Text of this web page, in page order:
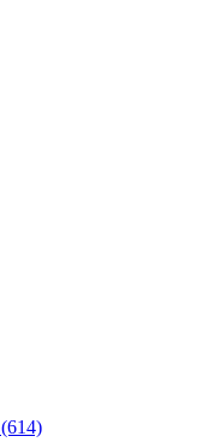
(614)